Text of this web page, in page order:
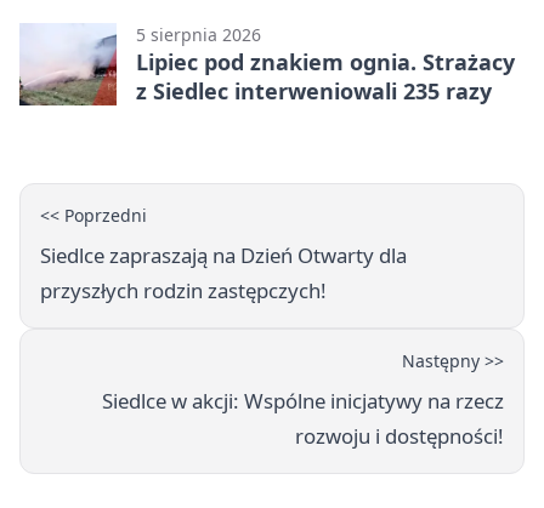
5 sierpnia 2026
Lipiec pod znakiem ognia. Strażacy
z Siedlec interweniowali 235 razy
<< Poprzedni
Siedlce zapraszają na Dzień Otwarty dla
przyszłych rodzin zastępczych!
Następny >>
Siedlce w akcji: Wspólne inicjatywy na rzecz
rozwoju i dostępności!